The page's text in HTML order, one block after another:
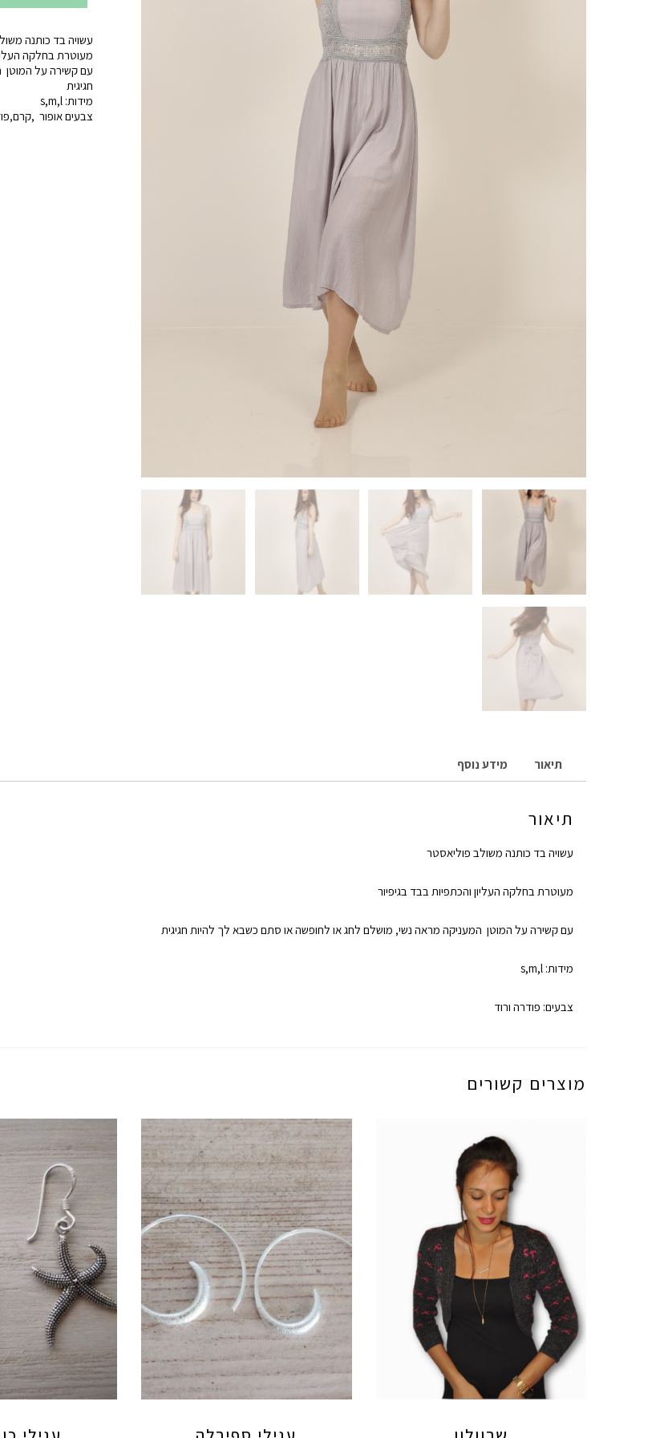
שמלה
כפרית
אפורה
עשויה בד כותנה
מעוטרת בחלקה
עם קשירה על המוטן
חגיגית
מידות: s,m,l
צבעים אופור
תיאור מידע נוסף
תיאור
עשויה בד כותנה משולב פוליאסטר
מעוטרת בחלקה העליון והכתפיות בבד בגיפיור
עם קשירה על המוטן המעניקה מראה נשי‚ מושלם לחג או לחופשה או סתם כשבא לך להיות חגיגית
מידות: s,m,l
צבעים: פודרה ורוד
מוצרים קשורים